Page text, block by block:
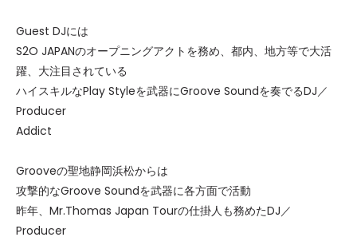
Guest DJには
S2O JAPANのオープニングアクトを務め、都内、地方等で大活
躍、大注目されている
ハイスキルなPlay Styleを武器にGroove Soundを奏でるDJ／
Producer
Addict
Grooveの聖地静岡浜松からは
攻撃的なGroove Soundを武器に各方面で活動
昨年、Mr.Thomas Japan Tourの仕掛人も務めたDJ／
Producer